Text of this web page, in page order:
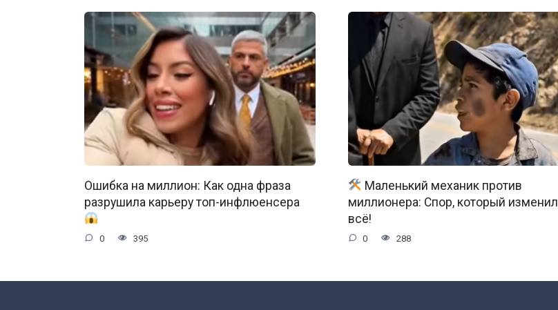
Ошибка на миллион: Как одна фраза
разрушила карьеру топ-инфлюенсера
0 395
Маленький механик против
миллионера: Спор, который изменил
всё!
0 288